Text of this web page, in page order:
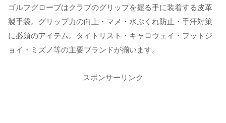
ゴルフグローブはクラブのグリップを握る手に装着する皮革
製手袋。グリップ力の向上・マメ・水ぶくれ防止・手汗対策
に必須のアイテム。タイトリスト・キャロウェイ・フットジ
ョイ・ミズノ等の主要ブランドが揃います。
スポンサーリンク